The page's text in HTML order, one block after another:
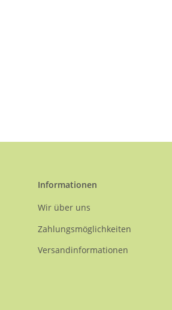
Informationen
Wir über uns
Zahlungsmöglichkeiten
Versandinformationen